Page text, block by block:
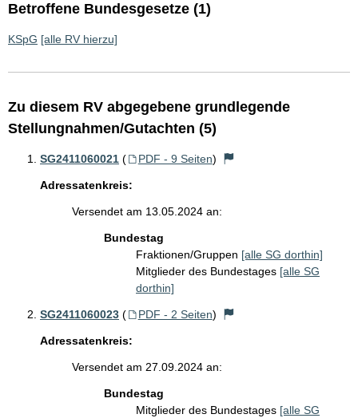
Betroffene Bundesgesetze (1)
KSpG [alle RV hierzu]
Zu diesem RV abgegebene grundlegende
Stellungnahmen/Gutachten (5)
SG2411060021 ( PDF - 9 Seiten)
Adressatenkreis:
Versendet am 13.05.2024 an:
Bundestag
Fraktionen/Gruppen [alle SG dorthin]
Mitglieder des Bundestages [alle SG
dorthin]
SG2411060023 ( PDF - 2 Seiten)
Adressatenkreis:
Versendet am 27.09.2024 an:
Bundestag
Mitglieder des Bundestages [alle SG